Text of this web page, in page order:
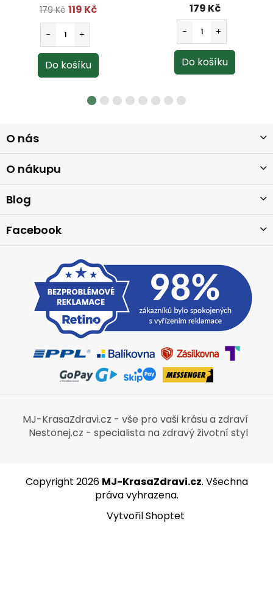
179 Kč 119 Kč
179 Kč
á
p
a
t
O nás
O nákupu
Blog
Facebook
MJ-KrasaZdravi.cz - vše pro vaši krásu a zdraví
Nestonej.cz - specialista na zdravý životní styl
Vytvořil Shoptet
Copyright 2026 MJ-KrasaZdravi.cz. Všechna
práva vyhrazena.